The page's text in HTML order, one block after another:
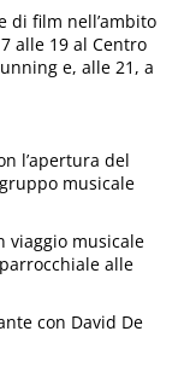
di film nell’ambito
alle 19 al Centro
e, alle 21, a
l’apertura del
musicale
viaggio musicale
alle
con David De